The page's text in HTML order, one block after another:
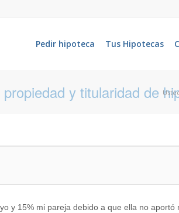
Pedir hipoteca Tus Hipotecas
y titularidad de
y 15% mi pareja debido a que ella no aportó